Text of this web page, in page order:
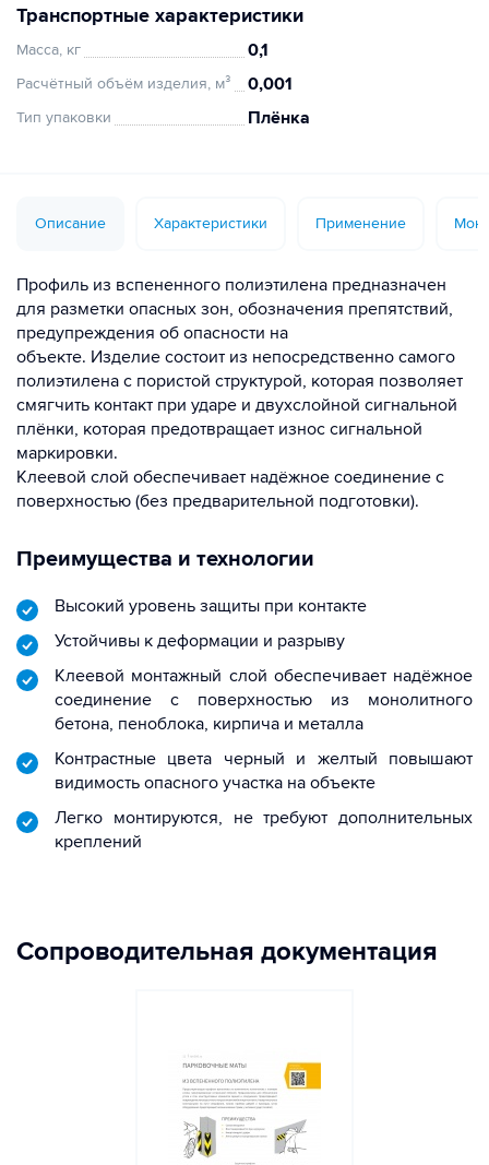
Транспортные характеристики
Масса, кг 0,1
Расчётный объём изделия, м³ 0,001
Тип упаковки Плёнка
Описание Характеристики Применение
Профиль из вспененного полиэтилена предназначен
для разметки опасных зон, обозначения препятствий,
предупреждения об опасности на
объекте. Изделие состоит из непосредственно самого
полиэтилена с пористой структурой, которая позволяет
смягчить контакт при ударе и двухслойной сигнальной
плёнки, которая предотвращает износ сигнальной
маркировки.
Клеевой слой обеспечивает надёжное соединение с
поверхностью (без предварительной подготовки).
Преимущества и технологии
Высокий уровень защиты при контакте
Устойчивы к деформации и разрыву
Клеевой монтажный слой обеспечивает надёжное
соединение с поверхностью из монолитного
бетона, пеноблока, кирпича и металла
Контрастные цвета черный и желтый повышают
видимость опасного участка на объекте
Легко монтируются, не требуют дополнительных
креплений
Сопроводительная документация